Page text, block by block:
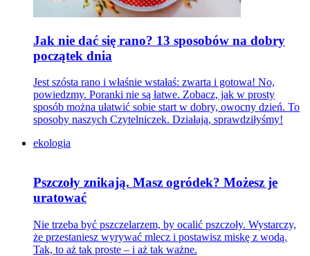
Jak nie dać się rano? 13 sposobów na dobry
początek dnia
Jest szósta rano i właśnie wstałaś: zwarta i gotowa! No,
powiedzmy. Poranki nie są łatwe. Zobacz, jak w prosty
sposób można ułatwić sobie start w dobry, owocny dzień. To
sposoby naszych Czytelniczek. Działają, sprawdziłyśmy!
ekologia
Pszczoły znikają. Masz ogródek? Możesz je
uratować
Nie trzeba być pszczelarzem, by ocalić pszczoły. Wystarczy,
że przestaniesz wyrywać mlecz i postawisz miskę z wodą.
Tak, to aż tak proste – i aż tak ważne.